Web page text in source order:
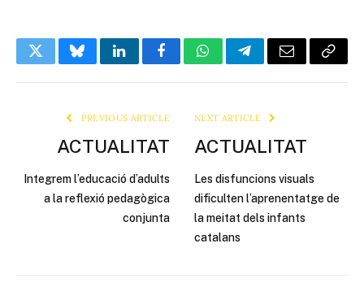
TwitterBlueskyLinkedInFacebookWhatsAppTelegramEmail Copy
PREVIOUS ARTICLE
ACTUALITAT
Integrem l’educació d’adults
a la reflexió pedagògica
conjunta
NEXT ARTICLE
ACTUALITAT
Les disfuncions visuals
dificulten l’aprenentatge de
la meitat dels infants
catalans